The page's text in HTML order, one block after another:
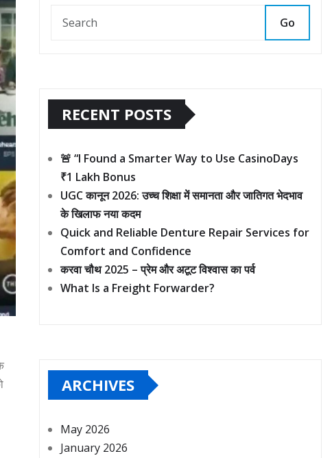
Go
RECENT POSTS
🚨 “I Found a Smarter Way to Use CasinoDays
₹1 Lakh Bonus
UGC कानून 2026: उच्च शिक्षा में समानता और जातिगत भेदभाव
के खिलाफ नया कदम
Quick and Reliable Denture Repair Services for
Comfort and Confidence
करवा चौथ 2025 – प्रेम और अटूट विश्वास का पर्व
What Is a Freight Forwarder?
ARCHIVES
May 2026
January 2026